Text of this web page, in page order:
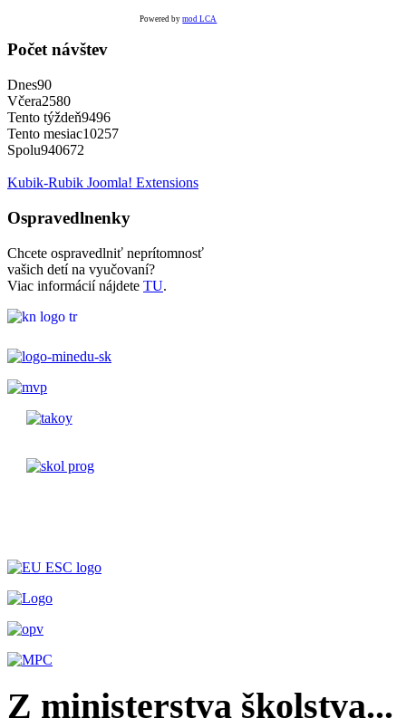
Powered bymod LCA
Počet návštev
Dnes90
Včera2580
Tento týždeň9496
Tento mesiac10257
Spolu940672
Kubik-Rubik Joomla! Extensions
Ospravedlnenky
Chcete ospravedlniť neprítomnosť
vašich detí na vyučovaní?
Viac informácií nájdete TU.
Z ministerstva školstva...